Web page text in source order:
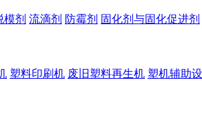
模剂 流滴剂 防霉剂 固化剂与固化促进剂
塑料印刷机 废旧塑料再生机 塑机辅助